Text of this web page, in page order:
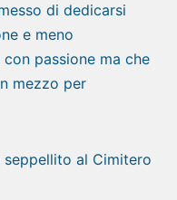
di dedicarsi
e meno
passione ma che
mezzo per
al Cimitero